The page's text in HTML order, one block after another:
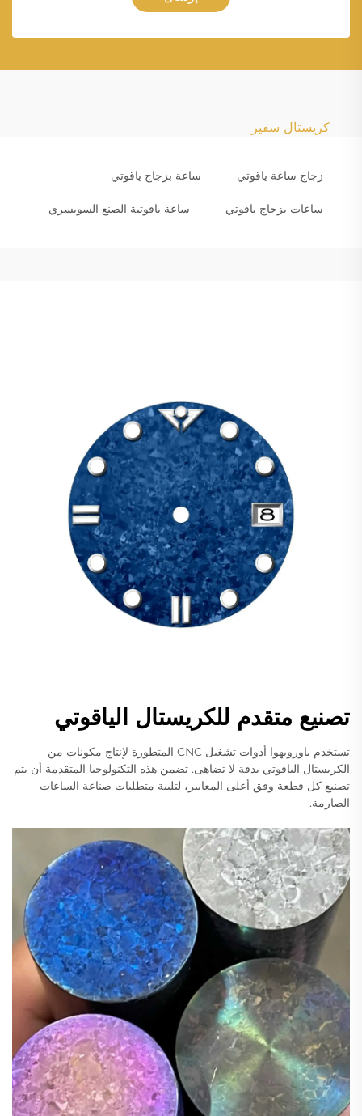
كريستال سفير
زجاج ساعة ياقوتي ساعة بزجاج ياقوتي
ساعات بزجاج ياقوتي ساعة ياقوتية الصنع السويسري
تصنيع متقدم للكريستال الياقوتي
تستخدم باورويهوا أدوات تشغيل CNC المتطورة لإنتاج مكونات من
الكريستال الياقوتي بدقة لا تضاهى. تضمن هذه التكنولوجيا المتقدمة أن يتم
تصنيع كل قطعة وفق أعلى المعايير، لتلبية متطلبات صناعة الساعات
الصارمة.